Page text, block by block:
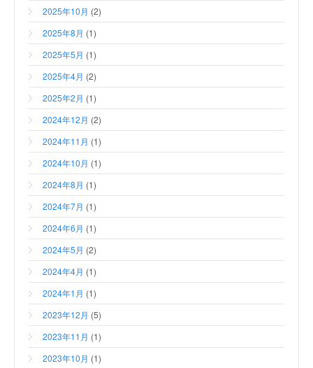
2025年10月 (2)
2025年8月 (1)
2025年5月 (1)
2025年4月 (2)
2025年2月 (1)
2024年12月 (2)
2024年11月 (1)
2024年10月 (1)
2024年8月 (1)
2024年7月 (1)
2024年6月 (1)
2024年5月 (2)
2024年4月 (1)
2024年1月 (1)
2023年12月 (5)
2023年11月 (1)
2023年10月 (1)